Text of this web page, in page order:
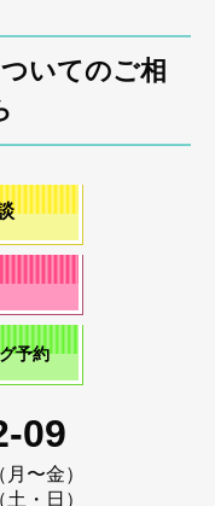
いてのご相
予約
09
〜金）
・日）